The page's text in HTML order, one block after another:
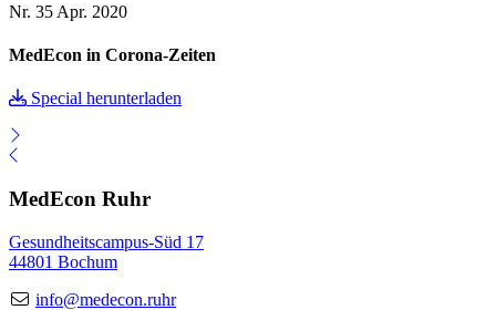
Nr. 35 Apr. 2020
MedEcon in Corona-Zeiten
Special herunterladen
MedEcon Ruhr
Gesundheitscampus-Süd 17
44801 Bochum
info@medecon.ruhr